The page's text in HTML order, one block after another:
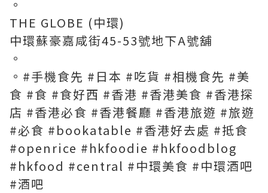
。
THE GLOBE (中環)
中環蘇豪嘉咸街45-53號地下A號舖
。
。#手機食先 #日本 #吃貨 #相機食先 #美
食 #食 #食好西 #香港 #香港美食 #香港探
店 #香港必食 #香港餐廳 #香港旅遊 #旅遊
#必食 #bookatable #香港好去處 #抵食
#openrice #hkfoodie #hkfoodblog
#hkfood #central #中環美食 #中環酒吧
#酒吧